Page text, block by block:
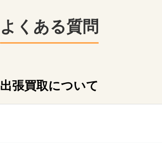
よくある質問
出張買取について